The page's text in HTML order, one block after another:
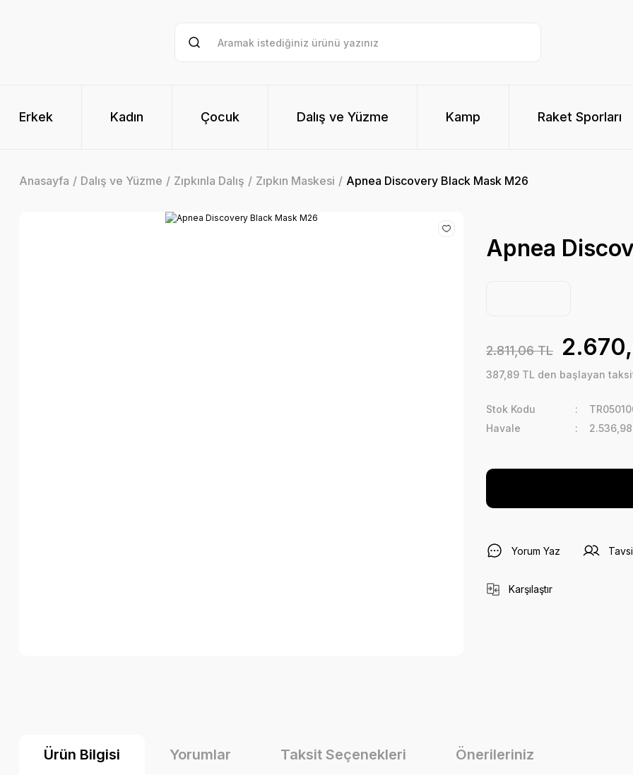
Erkek Kadın Çocuk Dalış ve Yüzme Kamp Raket Sporları
Anasayfa Dalış ve Yüzme Zıpkınla Dalış Zıpkın Maskesi Apnea Discovery Black Mask M26
Apnea
2.811,06 TL
387,89 TL den başlayan
Stok Kodu
Havale
Yorum Yaz
Karşılaştır
Ürün Bilgisi Yorumlar Taksit Seçenekleri Önerileriniz